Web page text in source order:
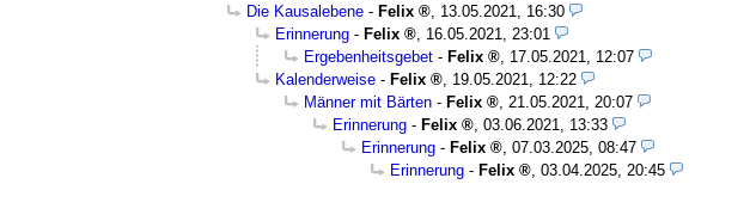
Die Kausalebene - Felix , 13.05.2021, 16:30
Erinnerung - Felix , 16.05.2021, 23:01
Ergebenheitsgebet - Felix , 17.05.2021, 12:07
Kalenderweise - Felix , 19.05.2021, 12:22
Männer mit Bärten - Felix , 21.05.2021, 20:07
Erinnerung - Felix , 03.06.2021, 13:33
Erinnerung - Felix , 07.03.2025, 08:47
Erinnerung - Felix , 03.04.2025, 20:45